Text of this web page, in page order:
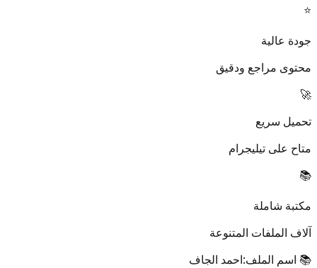
⭐
جودة عالية
محتوى مراجع ودقيق
🚀
تحميل سريع
متاح على تيليجرام
📚
مكتبة شاملة
آلاف الملفات المتنوعة
📚 اسم الملف:احمد الجاف